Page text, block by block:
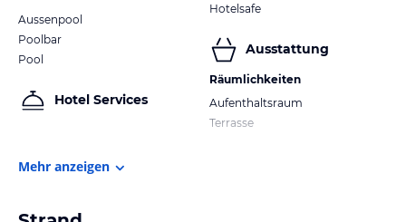
Aussenpool
Poolbar
Pool
Hotel Services
Hotelsafe
Ausstattung
Räumlichkeiten
Aufenthaltsraum
Terrasse
Mehr anzeigen